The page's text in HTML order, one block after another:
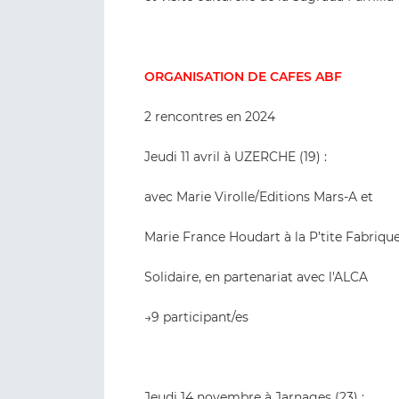
ORGANISATION DE CAFES ABF
2 rencontres en 2024
Jeudi 11 avril à UZERCHE (19) :
avec Marie Virolle/Editions Mars-A et
Marie France Houdart à la P’tite
Solidaire, en partenariat avec l'ALCA
→9 participant/es